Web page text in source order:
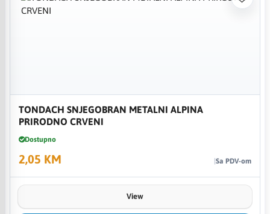
TONDACH SNJEGOBRAN METALNI ALPINA
PRIRODNO CRVENI
Dostupno
2,05 KM Sa PDV-om
View